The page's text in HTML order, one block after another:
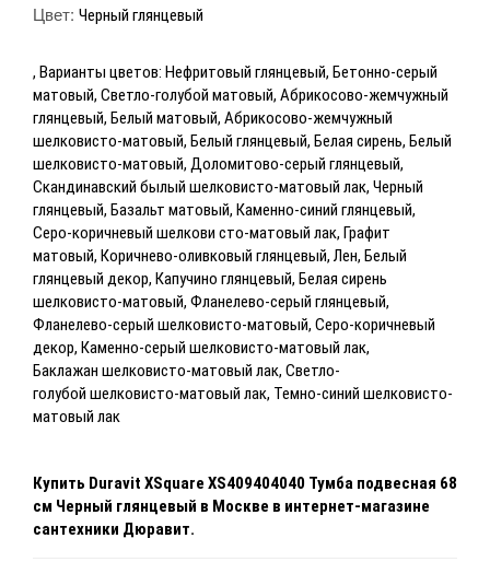
Цвет: Черный глянцевый
, Варианты цветов: Нефритовый глянцевый, Бетонно-серый
матовый, Светло-голубой матовый, Абрикосово-жемчужный
глянцевый, Белый матовый, Абрикосово-жемчужный
шелковисто-матовый, Белый глянцевый, Белая сирень, Белый
шелковисто-матовый, Доломитово-серый глянцевый,
Скандинавский былый шелковисто-матовый лак, Черный
глянцевый, Базальт матовый, Каменно-синий глянцевый,
Серо-коричневый шелкови сто-матовый лак, Графит
матовый, Коричнево-оливковый глянцевый, Лен, Белый
глянцевый декор, Капучино глянцевый, Белая сирень
шелковисто-матовый, Фланелево-серый глянцевый,
Фланелево-серый шелковисто-матовый, Серо-коричневый
декор, Каменно-серый шелковисто-матовый лак,
Баклажан шелковисто-матовый лак, Светло-
голубой шелковисто-матовый лак, Темно-синий шелковисто-
матовый лак
Купить Duravit XSquare XS409404040 Тумба подвесная 68
см Черный глянцевый в Москве в интернет-магазине
сантехники Дюравит.